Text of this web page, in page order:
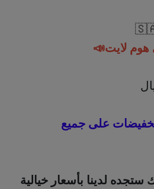
هوم لايت📣
على جميع
لدينا بأسعار خيالية